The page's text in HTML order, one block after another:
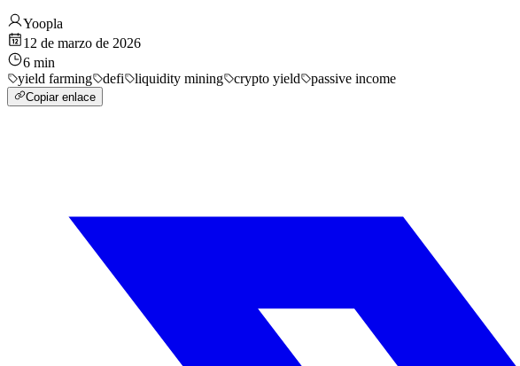
Yoopla
12 de marzo de 2026
6 min
yield farming
defi liquidity mining crypto yield passive income
Copiar enlace